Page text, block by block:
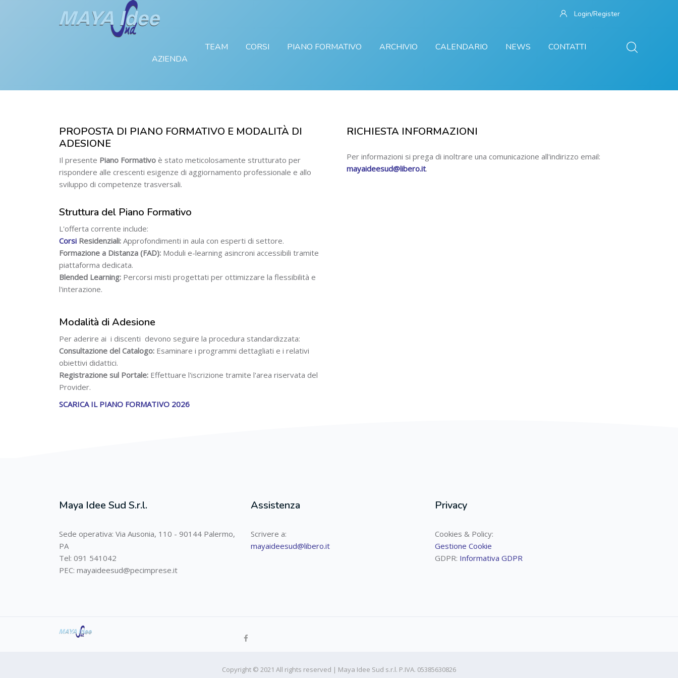
Login/Register
CONTATTI
NEWS
CALENDARIO
ARCHIVIO
PIANO FORMATIVO
CORSI
TEAM
AZIENDA
Vai al contenuto principale
Salta [Cocoon] About (Text 2 Columns)
PROPOSTA DI PIANO FORMATIVO E MODALITÀ DI
ADESIONE
Il presente Piano Formativo è stato meticolosamente strutturato per
rispondere alle crescenti esigenze di aggiornamento professionale e allo
sviluppo di competenze trasversali.
Struttura del Piano Formativo
L'offerta corrente include:
Corsi Residenziali: Approfondimenti in aula con esperti di settore.
Formazione a Distanza (FAD): Moduli e-learning asincroni accessibili tramite
piattaforma dedicata.
Blended Learning: Percorsi misti progettati per ottimizzare la flessibilità e
l'interazione.
Modalità di Adesione
Per aderire ai i discenti devono seguire la procedura standardizzata:
Consultazione del Catalogo: Esaminare i programmi dettagliati e i relativi
obiettivi didattici.
Registrazione sul Portale: Effettuare l'iscrizione tramite l'area riservata del
Provider.
SCARICA IL PIANO FORMATIVO 2026
RICHIESTA INFORMAZIONI
Per informazioni si prega di inoltrare una comunicazione all'indirizzo email:
mayaideesud@libero.it.
Maya Idee Sud S.r.l.
Sede operativa: Via Ausonia, 110 - 90144 Palermo,
PA
Tel: 091 541042
PEC: mayaideesud@pecimprese.it
Assistenza
Scrivere a:
mayaideesud@libero.it
Privacy
Cookies & Policy:
Gestione Cookie
GDPR: Informativa GDPR
Copyright © 2021 All rights reserved​ | Maya Idee Sud s.r.l. P.IVA. 05385630826